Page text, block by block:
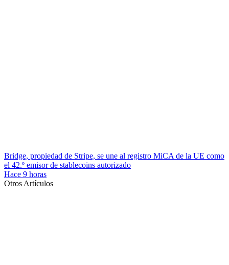
Bridge, propiedad de Stripe, se une al registro MiCA de la UE como
el 42.º emisor de stablecoins autorizado
Hace 9 horas
Otros Artículos